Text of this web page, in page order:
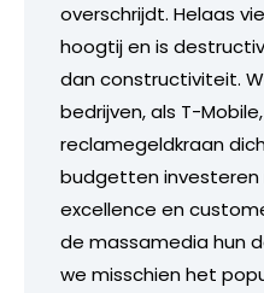
overschrijdt. Helaas
hoogtij en is
dan constructiviteit.
bedrijven, als T-
reclamegeldkraan
budgetten investeren
excellence en
de massamedia hun
we misschien het